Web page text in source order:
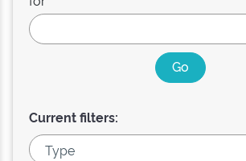
Current filters: